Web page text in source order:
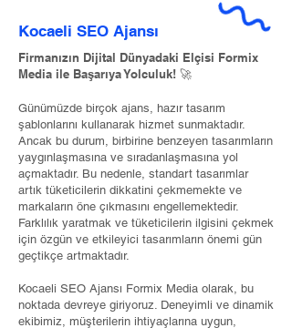
Kocaeli SEO Ajansı
Firmanızın Dijital Dünyadaki Elçisi Formix
Media ile Başarıya Yolculuk! 🚀
Günümüzde birçok ajans, hazır tasarım
şablonlarını kullanarak hizmet sunmaktadır.
Ancak bu durum, birbirine benzeyen tasarımların
yaygınlaşmasına ve sıradanlaşmasına yol
açmaktadır. Bu nedenle, standart tasarımlar
artık tüketicilerin dikkatini çekmemekte ve
markaların öne çıkmasını engellemektedir.
Farklılık yaratmak ve tüketicilerin ilgisini çekmek
için özgün ve etkileyici tasarımların önemi gün
geçtikçe artmaktadır.
Kocaeli SEO Ajansı Formix Media olarak, bu
noktada devreye giriyoruz. Deneyimli ve dinamik
ekibimiz, müşterilerin ihtiyaçlarına uygun,